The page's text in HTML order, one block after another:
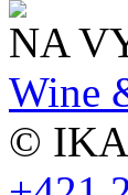
NA
Wine
©